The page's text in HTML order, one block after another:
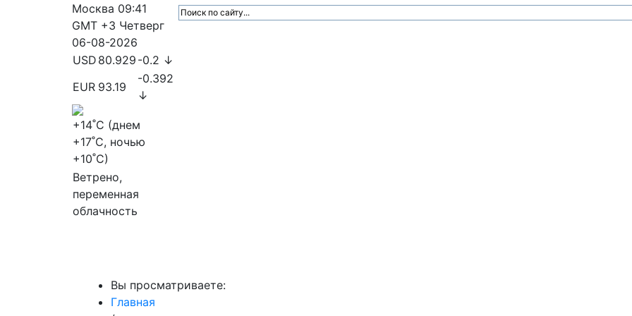
Москва 09:41
GMT +3 Четверг
06-08-2026
USD 80.929 -0.2 ↓
EUR 93.19
-0.392
↓
+14˚C (днем
+17˚C, ночью
+10˚C)
Ветрено,
переменная
облачность
Вы просматриваете:
Главная